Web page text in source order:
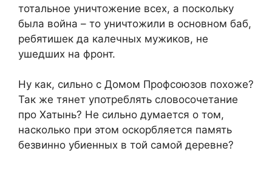
тотальное уничтожение всех, а поскольку
была война – то уничтожили в основном баб,
ребятишек да калечных мужиков, не
ушедших на фронт.
Ну как, сильно с Домом Профсоюзов похоже?
Так же тянет употреблять словосочетание
про Хатынь? Не сильно думается о том,
насколько при этом оскорбляется память
безвинно убиенных в той самой деревне?